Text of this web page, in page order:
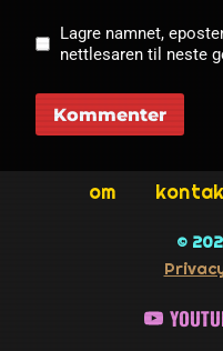
Lagre namnet,
nettlesaren til neste
om
©